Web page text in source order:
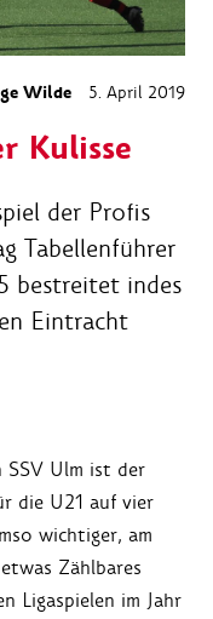
Wilde 5. April 2019
Kulisse
der Profis
Tabellenführer
bestreitet indes
Eintracht
SSV Ulm ist der
die U21 auf vier
wichtiger, am
Zählbares
Ligaspielen im Jahr